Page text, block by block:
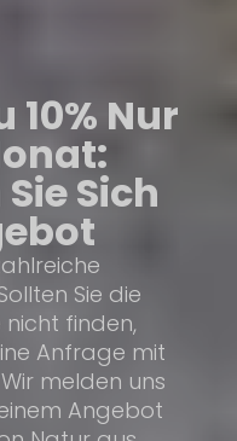
10% Nur
Sich
Sie die
finden,
Anfrage mit
melden uns
Angebot